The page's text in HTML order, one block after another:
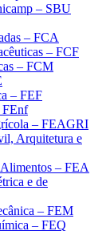
– SBU
– FCA
– FCF
– FCM
– FEF
FEnf
– FEAGRI
Arquitetura e
– FEA
e de
– FEM
– FEQ